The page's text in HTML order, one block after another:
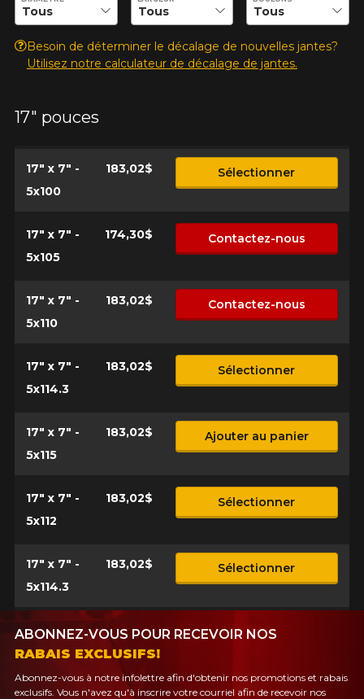
Besoin de déterminer le décalage de nouvelles jantes?
Utilisez notre calculateur de décalage de jantes.
17" pouces
17" x 7" -
5x100
183,02$ Sélectionner
17" x 7" -
5x105
174,30$ Contactez-nous
17" x 7" -
5x110
183,02$ Contactez-nous
17" x 7" -
5x114.3
183,02$ Sélectionner
17" x 7" -
5x115
183,02$ Ajouter au panier
17" x 7" -
5x112
183,02$ Sélectionner
17" x 7" -
5x114.3
183,02$ Sélectionner
ABONNEZ-VOUS POUR RECEVOIR NOS
RABAIS EXCLUSIFS!
Abonnez-vous à notre infolettre afin d'obtenir nos promotions et rabais
exclusifs. Vous n'avez qu'à inscrire votre courriel afin de recevoir nos